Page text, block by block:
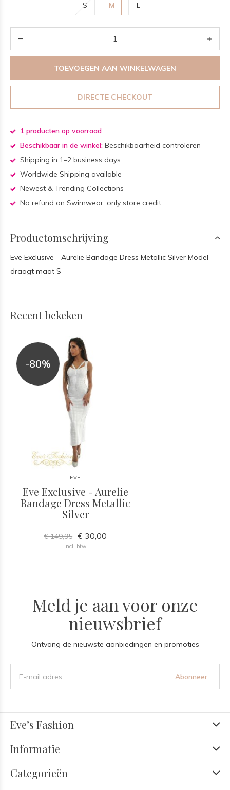
S M L
TOEVOEGEN AAN WINKELWAGEN
DIRECTE CHECKOUT
1 producten op voorraad
Beschikbaar in de winkel: Beschikbaarheid controleren
Shipping in 1–2 business days.
Worldwide Shipping available
Newest & Trending Collections
No refund on Swimwear, only store credit.
Productomschrijving
Eve Exclusive - Aurelie Bandage Dress Metallic Silver Model
draagt maat S
Recent bekeken
-80%
EVE
Eve Exclusive - Aurelie
Bandage Dress Metallic
Silver
€ 149,95 € 30,00
Incl. btw
Meld je aan voor onze
nieuwsbrief
Ontvang de nieuwste aanbiedingen en promoties
Abonneer
Eve’s Fashion
Informatie
Categorieën